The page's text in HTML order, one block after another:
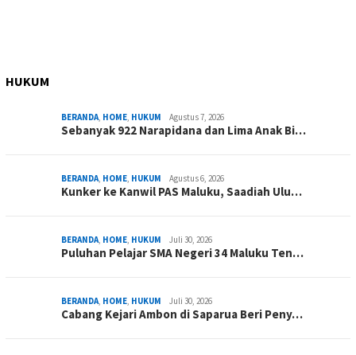
HUKUM
BERANDA HOME HUKUM Agustus 7, 2026
Sebanyak 922 Narapidana dan Lima Anak Bi…
BERANDA HOME HUKUM Agustus 6, 2026
Kunker ke Kanwil PAS Maluku, Saadiah Ulu…
BERANDA HOME HUKUM Juli 30, 2026
Puluhan Pelajar SMA Negeri 34 Maluku Ten…
BERANDA HOME HUKUM Juli 30, 2026
Cabang Kejari Ambon di Saparua Beri Peny…